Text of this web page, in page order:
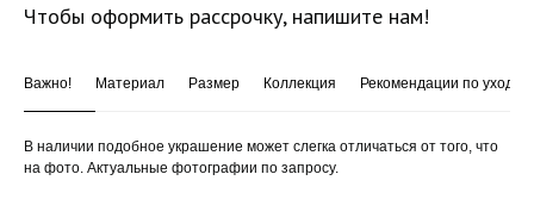
Чтобы оформить рассрочку, напишите нам!
Важно! Материал Размер Коллекция Рекомендации по уходу
В наличии подобное украшение может слегка отличаться от того, что
на фото. Актуальные фотографии по запросу.